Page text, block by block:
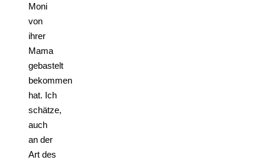
Moni
von
ihrer
Mama
gebastelt
bekommen
hat. Ich
schätze,
auch
an der
Art des